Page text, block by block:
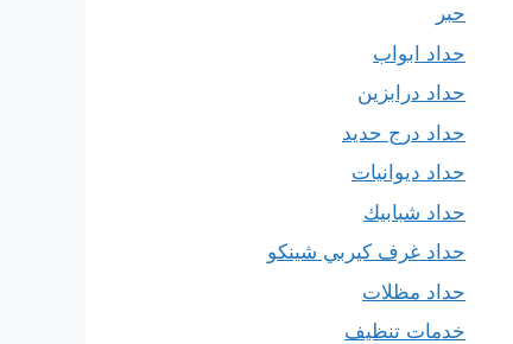
حبر
حداد ابواب
حداد درابزين
حداد درج حديد
حداد ديوانيات
حداد شبابيك
حداد غرف كيربي شينكو
حداد مظلات
خدمات تنظيف